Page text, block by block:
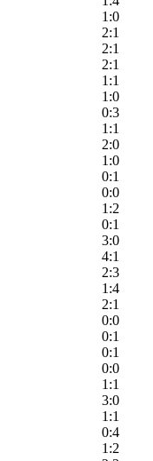
1:0
2:1
2:1
2:1
1:1
1:0
0:3
1:1
2:0
1:0
0:1
0:0
1:2
0:1
3:0
4:1
2:3
1:4
2:1
0:0
0:1
0:1
0:0
1:1
3:0
1:1
0:4
1:2